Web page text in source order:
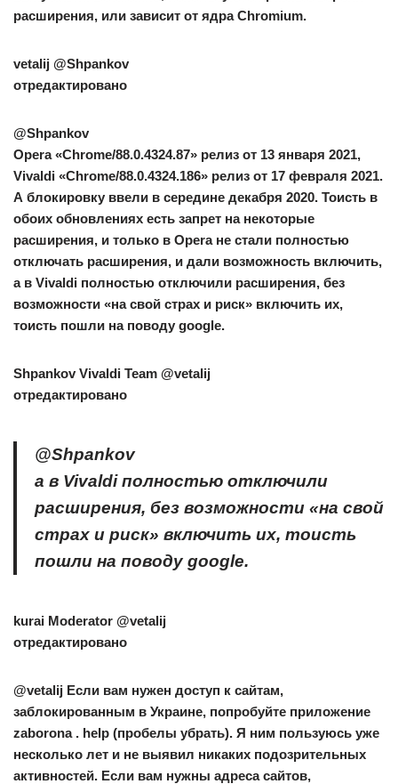
расширения, или зависит от ядра Chromium.
vetalij @Shpankov
отредактировано
@Shpankov
Opera «Chrome/88.0.4324.87» релиз от 13 января 2021,
Vivaldi «Chrome/88.0.4324.186» релиз от 17 февраля 2021.
А блокировку ввели в середине декабря 2020. Тоисть в
обоих обновлениях есть запрет на некоторые
расширения, и только в Opera не стали полностью
отключать расширения, и дали возможность включить,
а в Vivaldi полностью отключили расширения, без
возможности «на свой страх и риск» включить их,
тоисть пошли на поводу google.
Shpankov Vivaldi Team @vetalij
отредактировано
@Shpankov
а в Vivaldi полностью отключили
расширения, без возможности «на свой
страх и риск» включить их, тоисть
пошли на поводу google.
kurai Moderator @vetalij
отредактировано
@vetalij Если вам нужен доступ к сайтам,
заблокированным в Украине, попробуйте приложение
zaborona . help (пробелы убрать). Я ним пользуюсь уже
несколько лет и не выявил никаких подозрительных
активностей. Если вам нужны адреса сайтов,